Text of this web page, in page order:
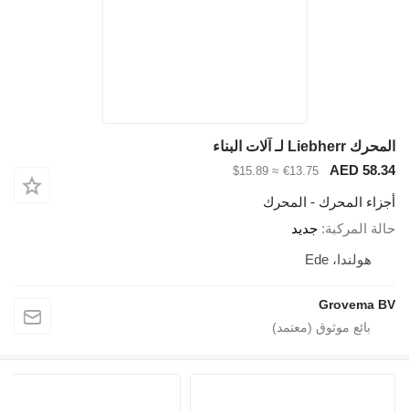
المحرك Liebherr لـ آلات البناء
AED 58.34
€13.75
≈ $15.89
أجزاء المحرك - المحرك
حالة المركبة جديد
هولندا، Ede
Grovema BV